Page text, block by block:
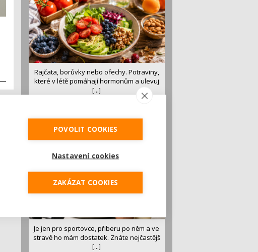
Rajčata, borůvky nebo ořechy. Potraviny,
které v létě pomáhají hormonům a ulevuj
[...]
luštěniny jsou práv...
Je jen pro sportovce, přiberu po něm a ve
stravě ho mám dostatek. Znáte nejčastějš
[...]
POVOLIT COOKIES
Nastavení cookies
ZAKÁZAT COOKIES